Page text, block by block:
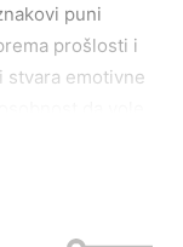
puni
prošlosti i
stvara emotivne
svijetu. Strah
propuštajući
umjesto da ih